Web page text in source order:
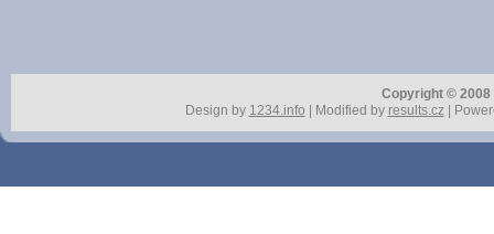
Copyright ©
Design by 1234.info | Modified by results.cz|